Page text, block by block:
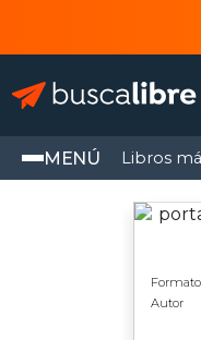
MENÚ Libros
Formato
Autor